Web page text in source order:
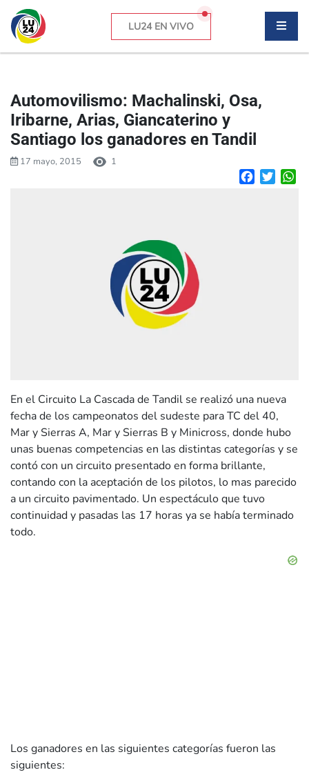
LU24 EN VIVO
Automovilismo: Machalinski, Osa,
Iribarne, Arias, Giancaterino y
Santiago los ganadores en Tandil
17 mayo, 2015 1
Facebook
En el Circuito La Cascada de Tandil se realizó una nueva
fecha de los campeonatos del sudeste para TC del 40,
Mar y Sierras A, Mar y Sierras B y Minicross, donde hubo
unas buenas competencias en las distintas categorías y se
contó con un circuito presentado en forma brillante,
contando con la aceptación de los pilotos, lo mas parecido
a un circuito pavimentado. Un espectáculo que tuvo
continuidad y pasadas las 17 horas ya se había terminado
todo.
Los ganadores en las siguientes categorías fueron las
siguientes: